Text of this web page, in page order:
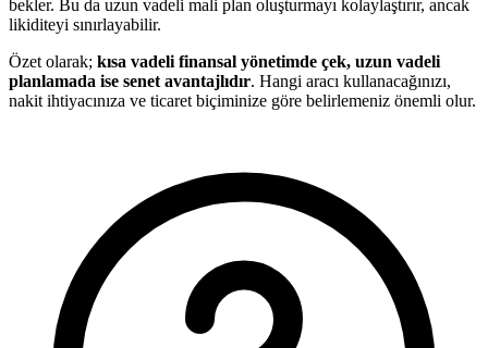
bekler. Bu da uzun vadeli mali plan oluşturmayı kolaylaştırır, ancak
likiditeyi sınırlayabilir.
Özet olarak; kısa vadeli finansal yönetimde çek, uzun vadeli
planlamada ise senet avantajlıdır. Hangi aracı kullanacağınızı,
nakit ihtiyacınıza ve ticaret biçiminize göre belirlemeniz önemli olur.